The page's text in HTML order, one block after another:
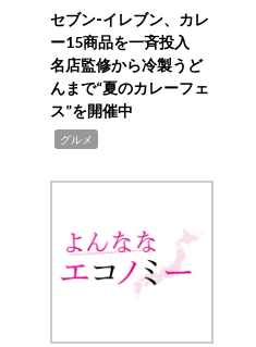
セブン‐イレブン、カレ
ー15商品を一斉投入
名店監修から冷製うど
んまで“夏のカレーフェ
ス”を開催中
グルメ